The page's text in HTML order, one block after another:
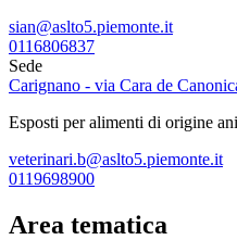
sian@aslto5.piemonte.it
0116806837
Sede
Carignano - via Cara de
Esposti per alimenti di origine
veterinari.b@aslto5.piemonte.it
0119698900
Area tematica